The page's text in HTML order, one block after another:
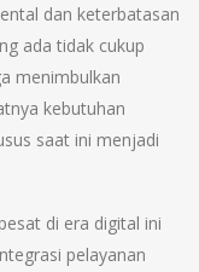
dan keterbatasan
ada tidak cukup
menimbulkan
kebutuhan
saat ini menjadi
di era digital ini
pelayanan